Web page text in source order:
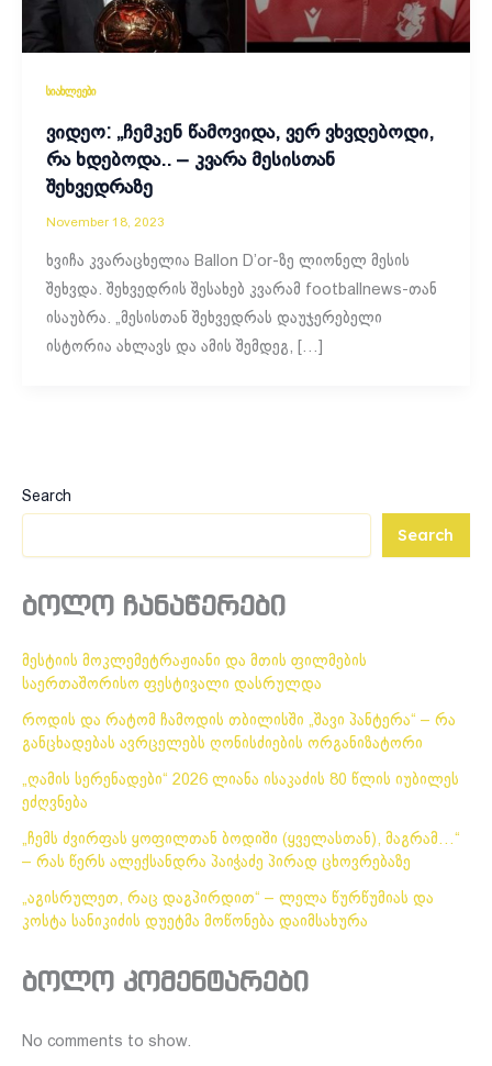
სიახლეები
ვიდეო: „ჩემკენ წამოვიდა, ვერ ვხვდებოდი,
რა ხდებოდა.. – კვარა მესისთან
შეხვედრაზე
November 18, 2023
ხვიჩა კვარაცხელია Ballon D’or-ზე ლიონელ მესის
შეხვდა. შეხვედრის შესახებ კვარამ footballnews-თან
ისაუბრა. „მესისთან შეხვედრას დაუჯერებელი
ისტორია ახლავს და ამის შემდეგ, […]
Search
Search
ბოლო ჩანაწერები
მესტიის მოკლემეტრაჟიანი და მთის ფილმების
საერთაშორისო ფესტივალი დასრულდა
როდის და რატომ ჩამოდის თბილისში „შავი პანტერა“ – რა
განცხადებას ავრცელებს ღონისძიების ორგანიზატორი
„ღამის სერენადები“ 2026 ლიანა ისაკაძის 80 წლის იუბილეს
ეძღვნება
„ჩემს ძვირფას ყოფილთან ბოდიში (ყველასთან), მაგრამ…“
– რას წერს ალექსანდრა პაიჭაძე პირად ცხოვრებაზე
„აგისრულეთ, რაც დაგპირდით“ – ლელა წურწუმიას და
კოსტა სანიკიძის დუეტმა მოწონება დაიმსახურა
ბოლო კომენტარები
No comments to show.